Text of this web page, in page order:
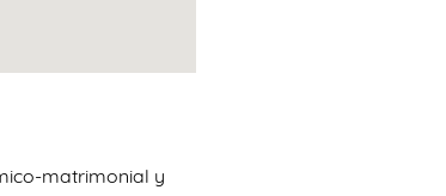
matrimonial y